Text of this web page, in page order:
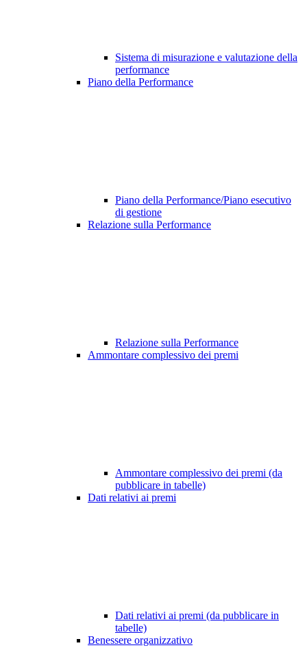
Sistema di misurazione e valutazione della
performance
Piano della Performance
Piano della Performance/Piano esecutivo
di gestione
Relazione sulla Performance
Relazione sulla Performance
Ammontare complessivo dei premi
Ammontare complessivo dei premi (da
pubblicare in tabelle)
Dati relativi ai premi
Dati relativi ai premi (da pubblicare in
tabelle)
Benessere organizzativo